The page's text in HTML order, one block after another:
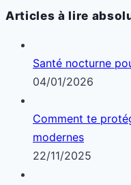
Articles à lire
Santé nocturne
04/01/2026
Comment te
modernes
22/11/2025